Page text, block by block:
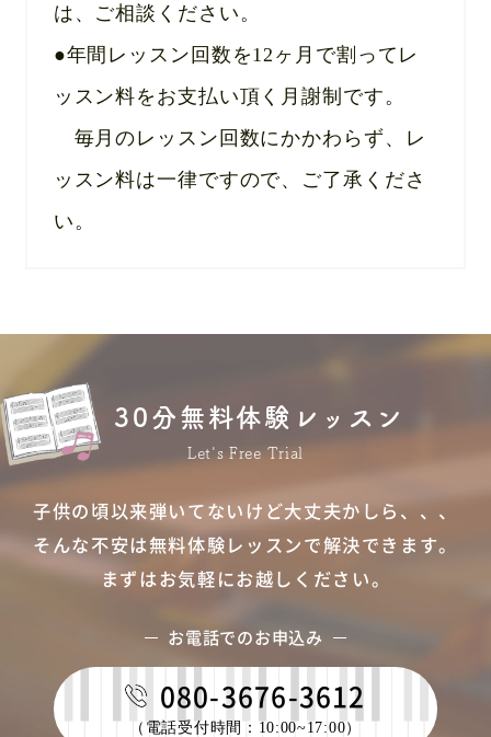
は、ご相談ください。
●年間レッスン回数を12ヶ月で割ってレ
ッスン料をお支払い頂く月謝制です。
毎月のレッスン回数にかかわらず、レ
ッスン料は一律ですので、ご了承くださ
い。
30分無料体験レッスン
子供の頃以来弾いてないけど大丈夫かしら、、、
そんな不安は無料体験レッスンで解決できます。
まずはお気軽にお越しください。
お電話でのお申込み
080-3676-3612
（電話受付時間：10:00~17:00）